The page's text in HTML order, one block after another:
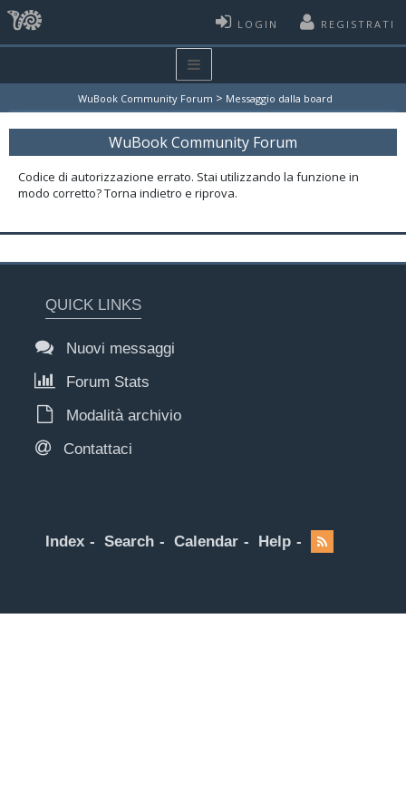
LOGIN REGISTRATI
WuBook Community Forum > Messaggio dalla board
WuBook Community Forum
Codice di autorizzazione errato. Stai utilizzando la funzione in
modo corretto? Torna indietro e riprova.
QUICK LINKS
Nuovi messaggi
Forum Stats
Modalità archivio
Contattaci
Index Search Calendar Help